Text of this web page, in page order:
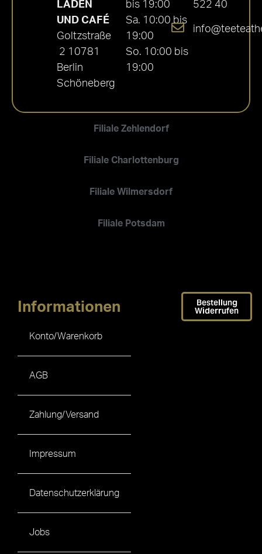
Filiale Zehlendorf
Filiale Charlottenburg
Filiale Wilmersdorf
Filiale Potsdam
LADEN
UND CAFÉ
Goltzstraße
2 10781
Berlin
Schöneberg
bis 19:00
Sa. 10:00 bis
19:00
So. 10:00 bis
19:00
522 40
Informationen
Konto/Warenkorb
AGB
Zahlung/Versand
Impressum
Datenschutzerklärung
Jobs
Bestellung
Widerrufen